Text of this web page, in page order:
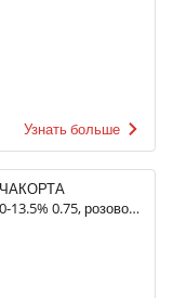
Узнать больше
0.75, розовое,